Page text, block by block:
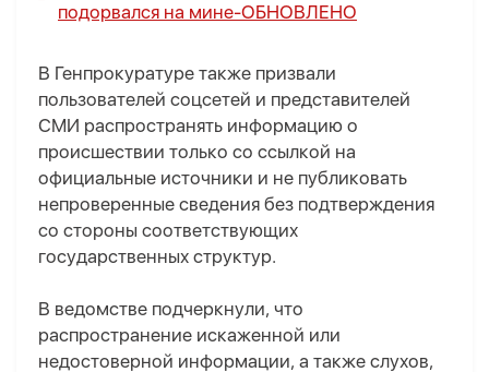
подорвался на мине-ОБНОВЛЕНО
В Генпрокуратуре также призвали
пользователей соцсетей и представителей
СМИ распространять информацию о
происшествии только со ссылкой на
официальные источники и не публиковать
непроверенные сведения без подтверждения
со стороны соответствующих
государственных структур.
В ведомстве подчеркнули, что
распространение искаженной или
недостоверной информации, а также слухов,